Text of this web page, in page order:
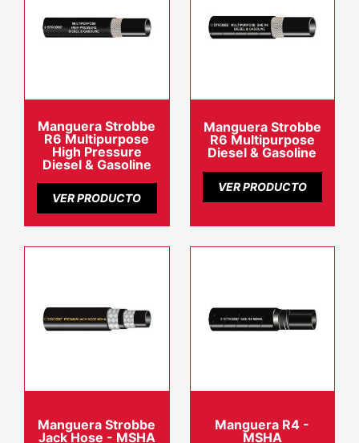
Manguera Strobbe
R6 Multipurpose
High Pressure
Diesel & Gasoline
VER PRODUCTO
Manguera Strobbe
R6 Multipurpose
Diesel & Gasoline
VER PRODUCTO
Manguera Strobbe
Jack Hose - MSHA
Manguera R4 -
MSHA